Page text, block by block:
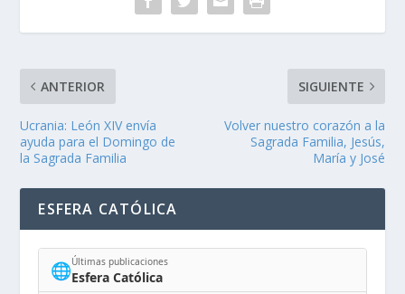
ANTERIOR
Ucrania: León XIV envía
ayuda para el Domingo de
la Sagrada Familia
SIGUIENTE
Volver nuestro corazón a la
Sagrada Familia, Jesús,
María y José
ESFERA CATÓLICA
🌐Últimas publicaciones
Esfera Católica